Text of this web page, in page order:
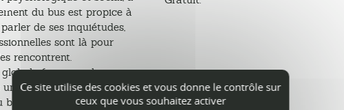
du bus est propice à
de ses inquiétudes,
sont là pour
rencontrent.
(tant psychique
un premier soutien
Lorsqu'un suivi plus
Ce site utilise des cookies et vous donne le contrôle sur
ceux que vous souhaitez activer